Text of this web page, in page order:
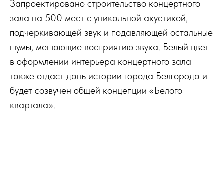
Запроектировано строительство концертного
зала на 500 мест с уникальной акустикой,
подчеркивающей звук и подавляющей остальные
шумы, мешающие восприятию звука. Белый цвет
в оформлении интерьера концертного зала
также отдаст дань истории города Белгорода и
будет созвучен общей концепции «Белого
квартала».